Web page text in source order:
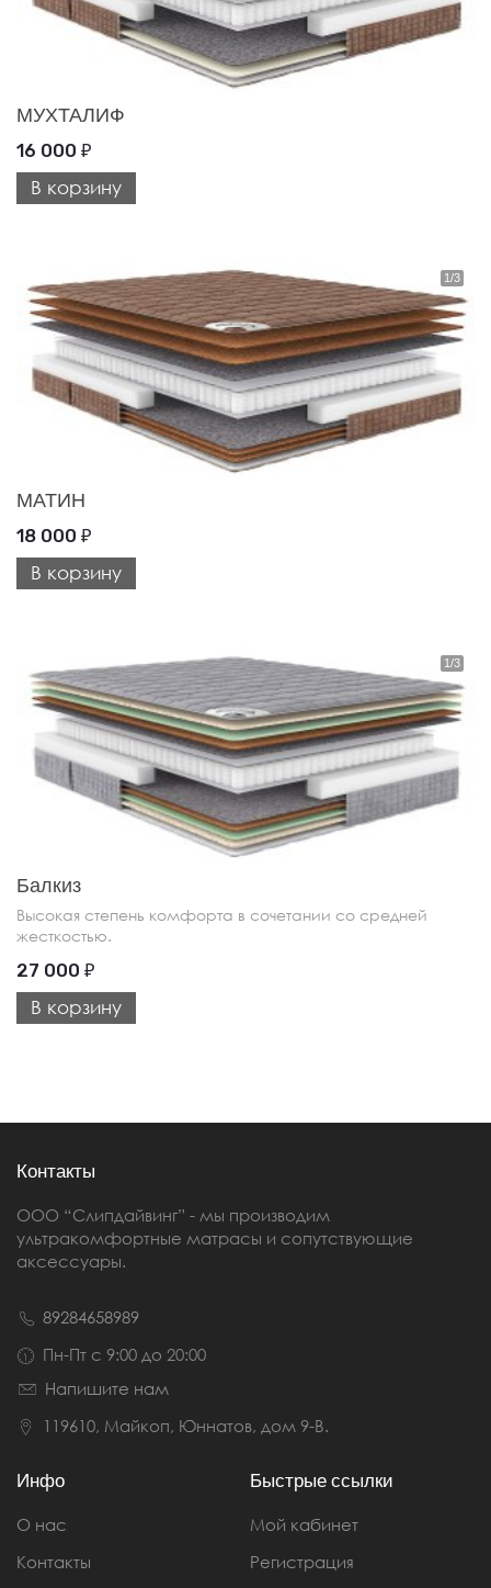
МУХТАЛИФ
16 000 ₽
В корзину
МАТИН
18 000 ₽
В корзину
Балкиз
Высокая степень комфорта в сочетании со средней
жесткостью.
27 000 ₽
В корзину
Контакты
ООО “Слипдайвинг” - мы производим
ультракомфортные матрасы и сопутствующие
аксессуары.
89284658989
Пн-Пт с 9:00 до 20:00
Напишите нам
119610, Майкоп, Юннатов, дом 9-В.
Инфо
О нас
Контакты
Быстрые ссылки
Мой кабинет
Регистрация